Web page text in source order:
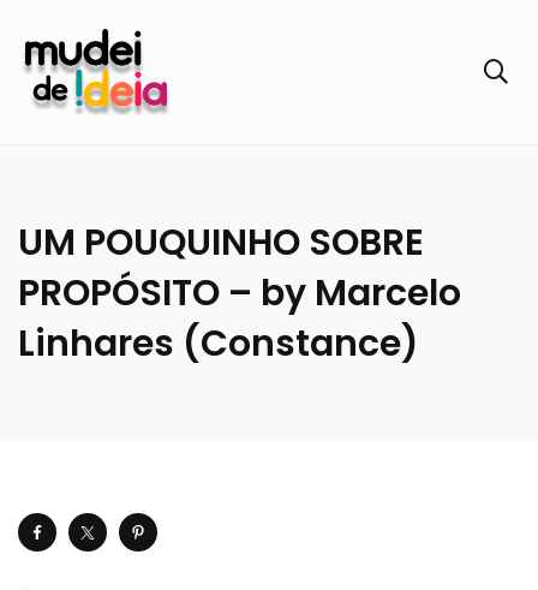
UM POUQUINHO SOBRE
PROPÓSITO – by Marcelo
Linhares (Constance)